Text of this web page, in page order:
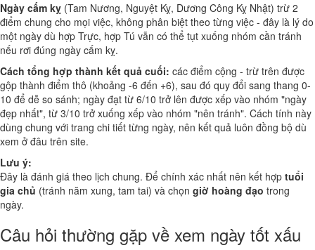
Ngày cấm kỵ (Tam Nương, Nguyệt Kỵ, Dương Công Kỵ Nhật) trừ 2
điểm chung cho mọi việc, không phân biệt theo từng việc - đây là lý do
một ngày dù hợp Trực, hợp Tú vẫn có thể tụt xuống nhóm cần tránh
nếu rơi đúng ngày cấm kỵ.
Cách tổng hợp thành kết quả cuối: các điểm cộng - trừ trên được
gộp thành điểm thô (khoảng -6 đến +6), sau đó quy đổi sang thang 0-
10 để dễ so sánh; ngày đạt từ 6/10 trở lên được xếp vào nhóm "ngày
đẹp nhất", từ 3/10 trở xuống xếp vào nhóm "nên tránh". Cách tính này
dùng chung với trang chi tiết từng ngày, nên kết quả luôn đồng bộ dù
xem ở đâu trên site.
Lưu ý:
Đây là đánh giá theo lịch chung. Để chính xác nhất nên kết hợp tuổi
gia chủ (tránh năm xung, tam tai) và chọn giờ hoàng đạo trong
ngày.
Câu hỏi thường gặp về xem ngày tốt xấu